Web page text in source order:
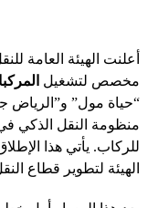
أعلنت الهيئة العامة
مخصص لتشغيل
“حياة مول” و”الرياض
منظومة النقل الذكي
الهيئة لتطوير قطاع